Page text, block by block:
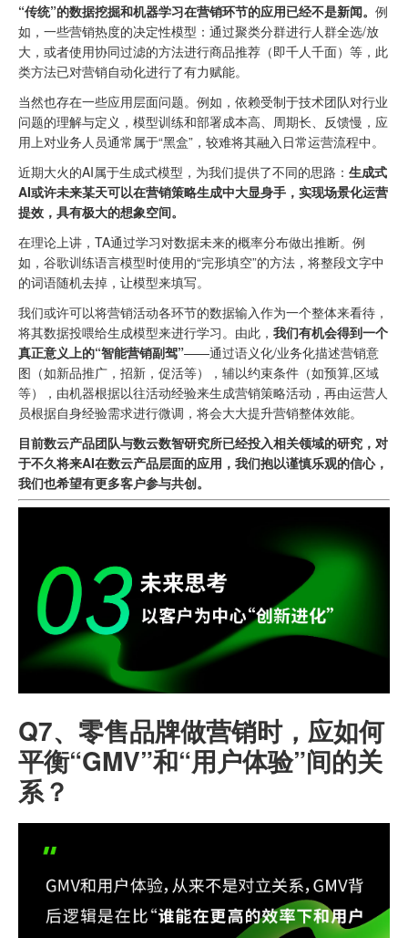
“传统”的数据挖掘和机器学习在营销环节的应用已经不是新闻。 例
如，一些营销热度的决定性模型：通过聚类分群进行人群全选/放
大，或者使用协同过滤的方法进行商品推荐（即千人千面）等，此
类方法已对营销自动化进行了有力赋能。
当然也存在一些应用层面问题。例如，依赖受制于技术团队对行业
问题的理解与定义，模型训练和部署成本高、周期长、反馈慢，应
用上对业务人员通常属于“黑盒”，较难将其融入日常运营流程中。
近期大火的AI属于生成式模型，为我们提供了不同的思路： 生成式
AI或许未来某天可以在营销策略生成中大显身手，实现场景化运营
提效，具有极大的想象空间。
在理论上讲，TA通过学习对数据未来的概率分布做出推断。例
如，谷歌训练语言模型时使用的“完形填空”的方法，将整段文字中
的词语随机去掉，让模型来填写。
我们或许可以将营销活动各环节的数据输入作为一个整体来看待，
将其数据投喂给生成模型来进行学习。由此， 我们有机会得到一个
真正意义上的“智能营销副驾”——通过语义化/业务化描述营销意
图（如新品推广，招新，促活等），辅以约束条件（如预算,区域
等），由机器根据以往活动经验来生成营销策略活动，再由运营人
员根据自身经验需求进行微调，将会大大提升营销整体效能。
目前数云产品团队与数云数智研究所已经投入相关领域的研究，对
于不久将来AI在数云产品层面的应用，我们抱以谨慎乐观的信心，
我们也希望有更多客户参与共创。
Q7、 零售品牌做营销时，应如何
平衡“GMV”和“用户体验”间的关
系？